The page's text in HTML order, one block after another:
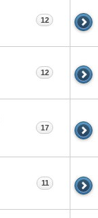
12
12
17
11